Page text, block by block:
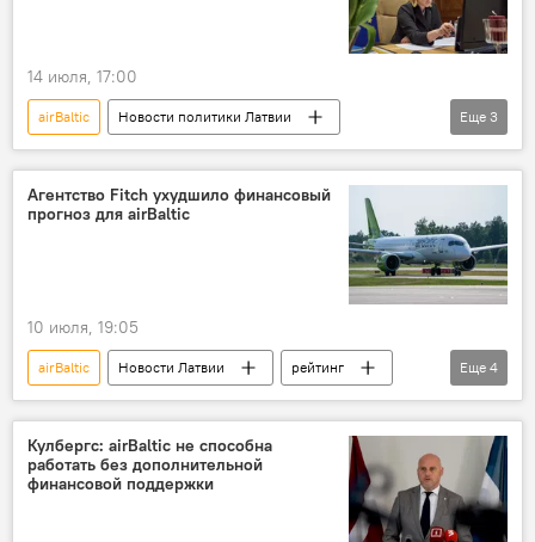
14 июля, 17:00
airBaltic
Новости политики Латвии
Эвика Силиня
правительство Латвии
Андрис Кулбергс
Еще 3
Агентство Fitch ухудшило финансовый
прогноз для airBaltic
10 июля, 19:05
airBaltic Новости Латвии
рейтинг
кредиты
авиакомпании
Латвия
прогноз
Еще 4
Кулбергс: airBaltic не способна
работать без дополнительной
финансовой поддержки